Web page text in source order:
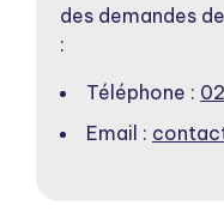
des demandes
:
Téléphone :
Email :